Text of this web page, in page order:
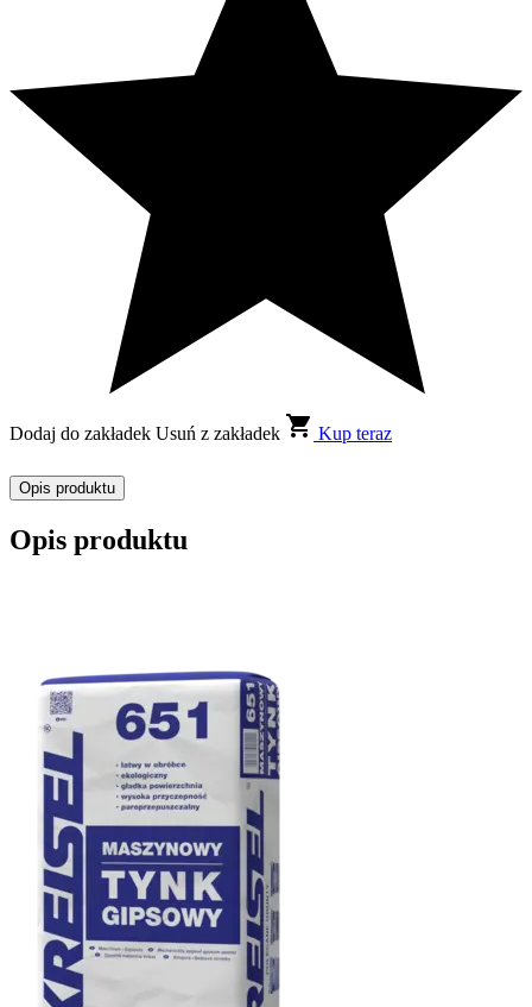
Dodaj do zakładek Usuń z zakładek Kup teraz
Opis produktu
Opis produktu